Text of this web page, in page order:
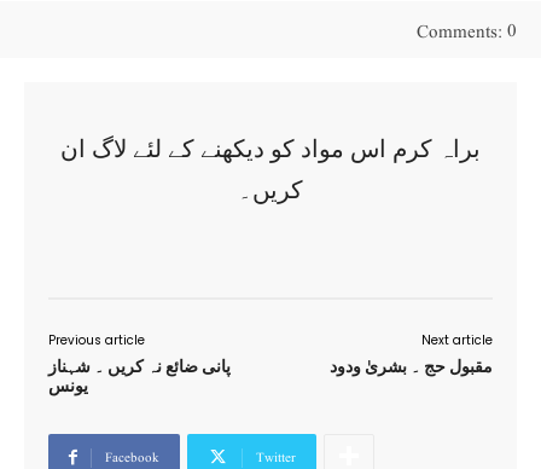
Comments: 0
براہ کرم اس مواد کو دیکھنے کے لئے لاگ ان
کریں۔
Previous article
پانی ضائع نہ کریں ۔ شہناز
یونس
Next article
مقبول حج ۔ بشریٰ ودود
Facebook Twitter